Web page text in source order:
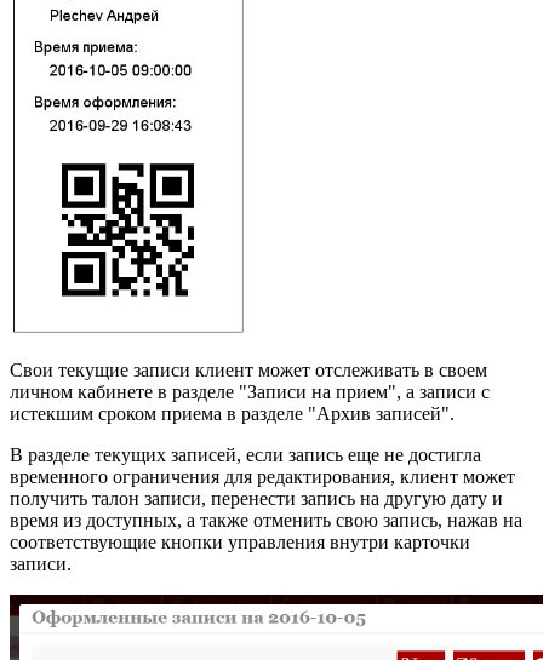
Свои текущие записи клиент может отслеживать в своем
личном кабинете в разделе "Записи на прием", а записи с
истекшим сроком приема в разделе "Архив записей".
В разделе текущих записей, если запись еще не достигла
временного ограничения для редактирования, клиент может
получить талон записи, перенести запись на другую дату и
время из доступных, а также отменить свою запись, нажав на
соответствующие кнопки управления внутри карточки
записи.